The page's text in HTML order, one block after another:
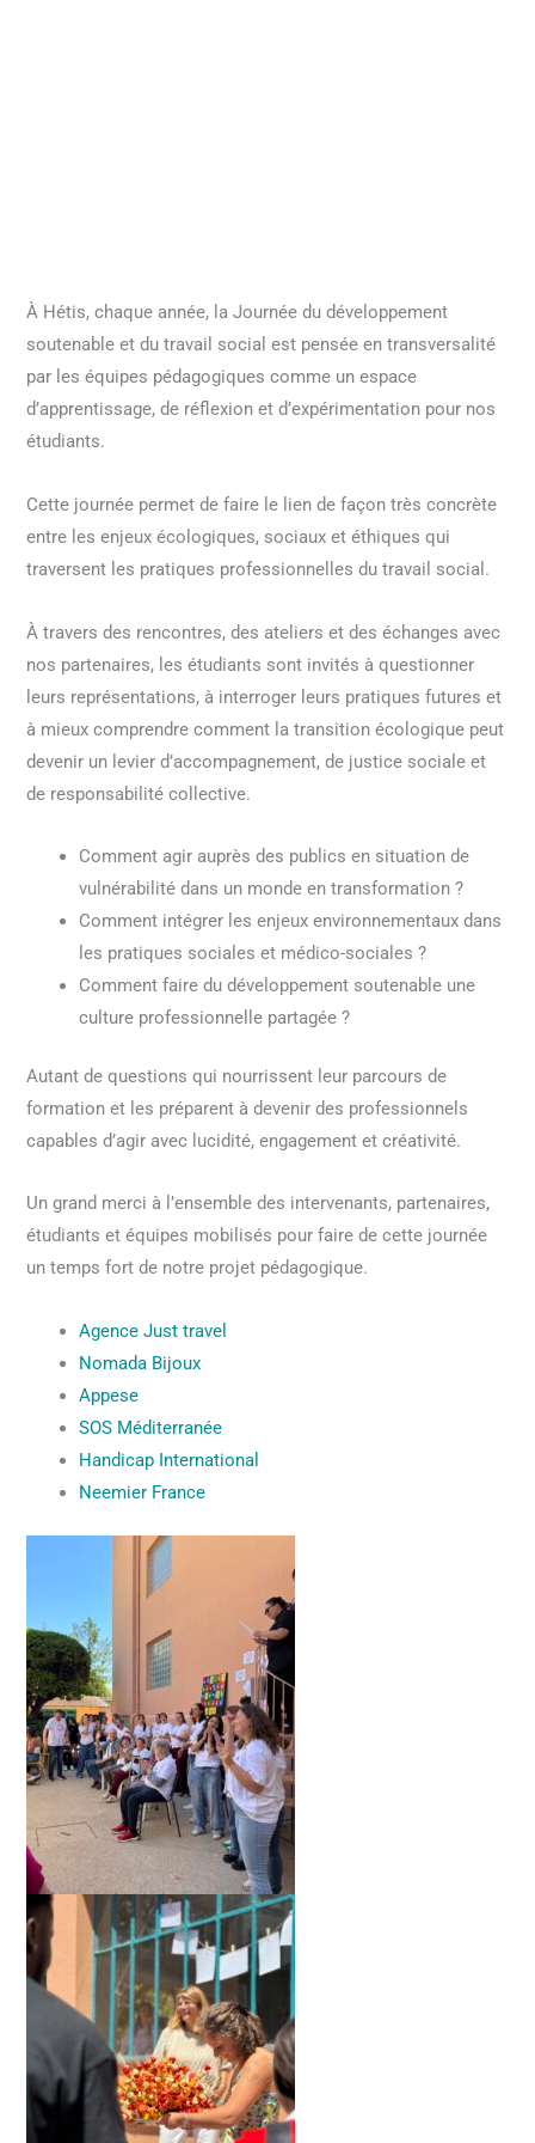
À Hétis, chaque année, la Journée du développement
soutenable et du travail social est pensée en transversalité
par les équipes pédagogiques comme un espace
d’apprentissage, de réflexion et d’expérimentation pour nos
étudiants.
Cette journée permet de faire le lien de façon très concrète
entre les enjeux écologiques, sociaux et éthiques qui
traversent les pratiques professionnelles du travail social.
À travers des rencontres, des ateliers et des échanges avec
nos partenaires, les étudiants sont invités à questionner
leurs représentations, à interroger leurs pratiques futures et
à mieux comprendre comment la transition écologique peut
devenir un levier d’accompagnement, de justice sociale et
de responsabilité collective.
Comment agir auprès des publics en situation de
vulnérabilité dans un monde en transformation ?
Comment intégrer les enjeux environnementaux dans
les pratiques sociales et médico-sociales ?
Comment faire du développement soutenable une
culture professionnelle partagée ?
Autant de questions qui nourrissent leur parcours de
formation et les préparent à devenir des professionnels
capables d’agir avec lucidité, engagement et créativité.
Un grand merci à l’ensemble des intervenants, partenaires,
étudiants et équipes mobilisés pour faire de cette journée
un temps fort de notre projet pédagogique.
Agence Just travel
Nomada Bijoux
Appese
SOS Méditerranée
Handicap International
Neemier France